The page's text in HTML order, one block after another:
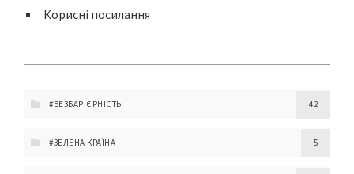
Корисні посилання
#БЕЗБАР'ЄРНІСТЬ 42
#ЗЕЛЕНА КРАЇНА 5